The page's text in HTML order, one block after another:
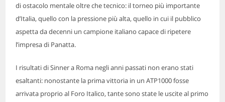
di ostacolo mentale oltre che tecnico: il torneo più importante
d’Italia, quello con la pressione più alta, quello in cui il pubblico
aspetta da decenni un campione italiano capace di ripetere
l’impresa di Panatta.
I risultati di Sinner a Roma negli anni passati non erano stati
esaltanti: nonostante la prima vittoria in un ATP1000 fosse
arrivata proprio al Foro Italico, tante sono state le uscite al primo